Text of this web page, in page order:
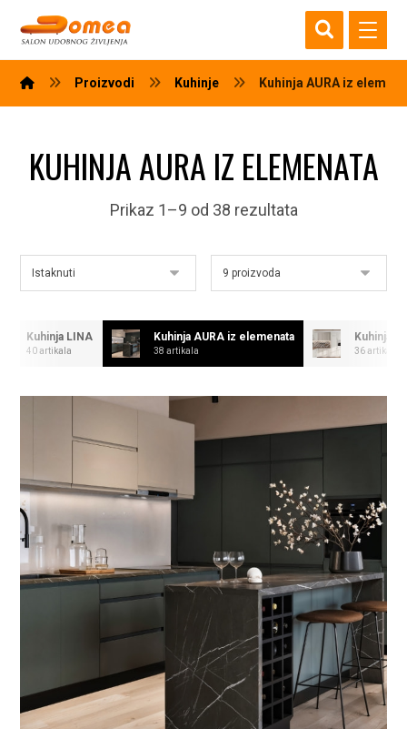
Proizvodi Kuhinje Kuhinja AURA iz
KUHINJA AURA IZ ELEMENATA
Prikaz 1–9 od 38 rezultata
Kuhinja LINA
40 artikala
Kuhinja AURA iz elemenata
38 artikala
Kuhinja
36 artikala